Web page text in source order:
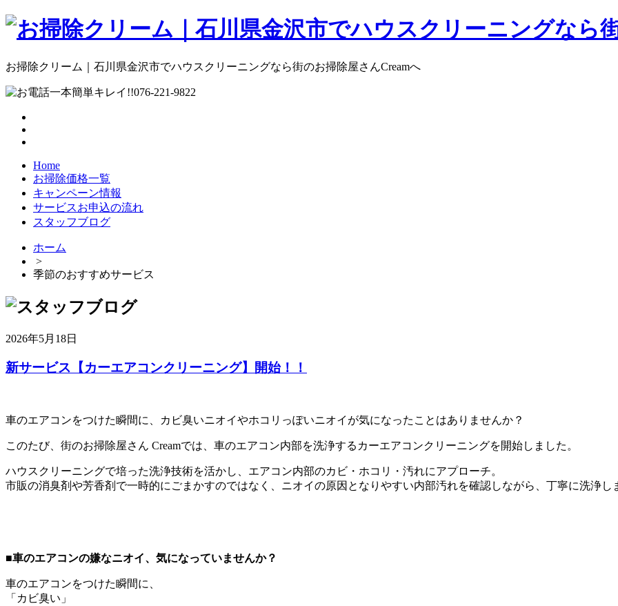
お掃除クリーム｜石川県金沢市でハウスクリーニングなら街のお掃除屋さんCreamへ
Home
お掃除価格一覧
キャンペーン情報
サービスお申込の流れ
スタッフブログ
ホーム
>
季節のおすすめサービス
2026年5月18日
新サービス【カーエアコンクリーニング】開始！！
車のエアコンをつけた瞬間に、カビ臭いニオイやホコリっぽいニオイが気になったことはありませんか？
このたび、街のお掃除屋さん Creamでは、車のエアコン内部を洗浄するカーエアコンクリーニングを開始しました。
ハウスクリーニングで培った洗浄技術を活かし、エアコン内部のカビ・ホコリ・汚れにアプローチ。
市販の消臭剤や芳香剤で一時的にごまかすのではなく、ニオイの原因となりやすい内部汚れを確認しながら、丁寧に洗浄し
■車のエアコンの嫌なニオイ、気になっていませんか？
車のエアコンをつけた瞬間に、
「カビ臭い」